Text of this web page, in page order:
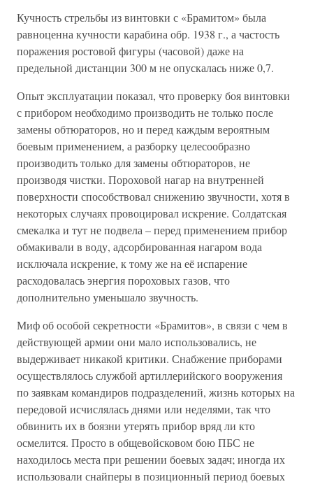
Кучность стрельбы из винтовки с «Брамитом» была
равноценна кучности карабина обр. 1938 г., а частость
поражения ростовой фигуры (часовой) даже на
предельной дистанции 300 м не опускалась ниже 0,7.
Опыт эксплуатации показал, что проверку боя винтовки
с прибором необходимо производить не только после
замены обтюраторов, но и перед каждым вероятным
боевым применением, а разборку целесообразно
производить только для замены обтюраторов, не
производя чистки. Пороховой нагар на внутренней
поверхности способствовал снижению звучности, хотя в
некоторых случаях провоцировал искрение. Солдатская
смекалка и тут не подвела – перед применением прибор
обмакивали в воду, адсорбированная нагаром вода
исключала искрение, к тому же на её испарение
расходовалась энергия пороховых газов, что
дополнительно уменьшало звучность.
Миф об особой секретности «Брамитов», в связи с чем в
действующей армии они мало использовались, не
выдерживает никакой критики. Снабжение приборами
осуществлялось службой артиллерийского вооружения
по заявкам командиров подразделений, жизнь которых на
передовой исчислялась днями или неделями, так что
обвинить их в боязни утерять прибор вряд ли кто
осмелится. Просто в общевойсковом бою ПБС не
находилось места при решении боевых задач; иногда их
использовали снайперы в позиционный период боевых